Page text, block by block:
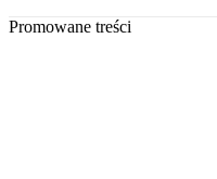
Promowane treści